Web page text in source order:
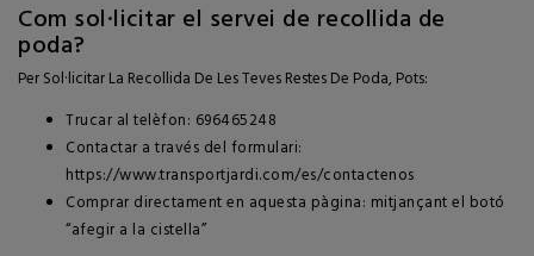
Com sol·licitar el servei de recollida de
poda?
Per Sol·licitar La Recollida De Les Teves Restes De Poda, Pots:
Trucar al telèfon: 696465248
Contactar a través del formulari:
https://www.transportjardi.com/es/contactenos
Comprar directament en aquesta pàgina: mitjançant el botó
“afegir a la cistella”